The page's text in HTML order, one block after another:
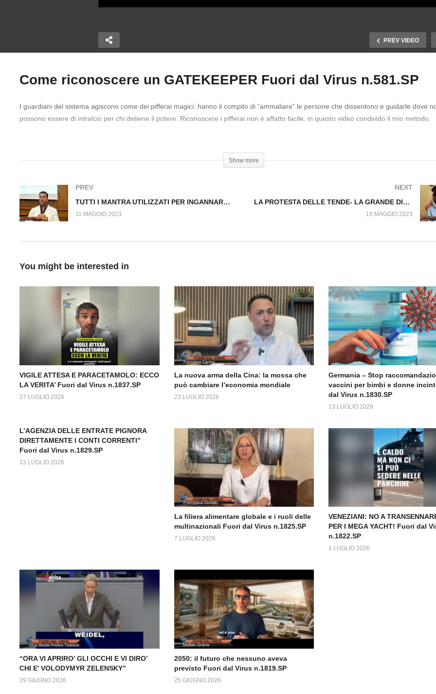
PREV VIDEO
anche
Il Trattato OMS sulle
Fuori dal Virus n.578.SP
UTILIZZATI PER
Fuori dal Virus n.579.SP
Come riconoscere un
Come riconoscere un GATEKEEPER Fuori dal Virus n.581.SP
I guardiani del sistema agiscono come dei pifferai magici: hanno il compito di “ammaliare” le persone che dissentono e guidarle dove
possono essere di intralcio per chi detiene il potere. Riconoscere i pifferai non è affatto facile: in questo video condivido il mio metodo.
Show more
PREV
TUTTI I MANTRA UTILIZZATI PER INGANNARE L’ITALIA. Fuori dal Virus n.579.SP
11 MAGGIO 2023
NEXT
LA PROTESTA DELLE TENDE- LA GRANDE DISTRAZIONE DI MASSA PER L’ARRIVO DI ZELENSKY A ROMA. Fuori dal Virus n.582.SP
15 MAGGIO 2023
You might be interested in
VIGILE ATTESA E PARACETAMOLO: ECCO
LA VERITA’ Fuori dal Virus n.1837.SP
27 LUGLIO 2026
La nuova arma della Cina: la mossa che
può cambiare l’economia mondiale
23 LUGLIO 2026
Germania – Stop
vaccini per bimbi e donne
dal Virus n.1830.SP
13 LUGLIO 2026
L’AGENZIA DELLE ENTRATE PIGNORA
DIRETTAMENTE I CONTI CORRENTI”
Fuori dal Virus n.1829.SP
13 LUGLIO 2026
La filiera alimentare globale e i ruoli delle
multinazionali Fuori dal Virus n.1825.SP
7 LUGLIO 2026
VENEZIANI: NO A
PER I MEGA YACHT! Fuori dal
n.1822.SP
1 LUGLIO 2026
“ORA VI APRIRO’ GLI OCCHI E VI DIRO’
CHI E’ VOLODYMYR ZELENSKY”
29 GIUGNO 2026
2050: il futuro che nessuno aveva
previsto Fuori dal Virus n.1819.SP
25 GIUGNO 2026